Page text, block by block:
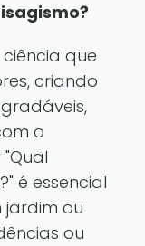
que
criando
o
é essencial
ou
ou